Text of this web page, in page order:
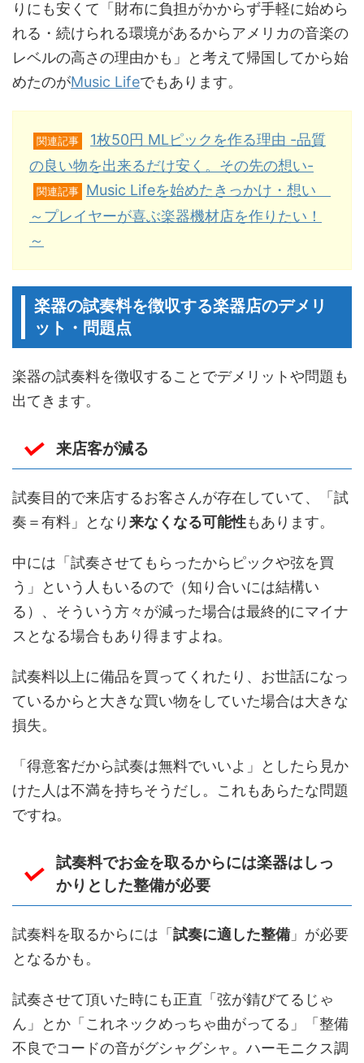
りにも安くて「財布に負担がかからず手軽に始めら
れる・続けられる環境があるからアメリカの音楽の
レベルの高さの理由かも」と考えて帰国してから始
めたのがMusic Lifeでもあります。
関連記事
1枚50円 MLピックを作る理由 -品質
の良い物を出来るだけ安く。その先の想い-
関連記事
Music Lifeを始めたきっかけ・想い
～プレイヤーが喜ぶ楽器機材店を作りたい！
～
楽器の試奏料を徴収する楽器店のデメリ
ット・問題点
楽器の試奏料を徴収することでデメリットや問題も
出てきます。
来店客が減る
試奏目的で来店するお客さんが存在していて、「試
奏＝有料」となり来なくなる可能性もあります。
中には「試奏させてもらったからピックや弦を買
う」という人もいるので（知り合いには結構い
る）、そういう方々が減った場合は最終的にマイナ
スとなる場合もあり得ますよね。
試奏料以上に備品を買ってくれたり、お世話になっ
ているからと大きな買い物をしていた場合は大きな
損失。
「得意客だから試奏は無料でいいよ」としたら見か
けた人は不満を持ちそうだし。これもあらたな問題
ですね。
試奏料でお金を取るからには楽器はしっ
かりとした整備が必要
試奏料を取るからには「 試奏に適した整備」が必要
となるかも。
試奏させて頂いた時にも正直「弦が錆びてるじゃ
ん」とか「これネックめっちゃ曲がってる」「整備
不良でコードの音がグシャグシャ。ハーモニクス調